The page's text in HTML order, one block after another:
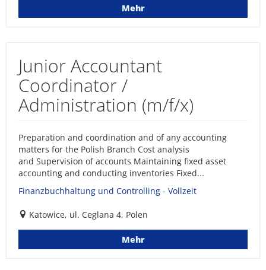
Mehr
Junior Accountant
Coordinator /
Administration (m/f/x)
Preparation and coordination and of any accounting
matters for the Polish Branch Cost analysis
and Supervision of accounts Maintaining fixed asset
accounting and conducting inventories Fixed...
Finanzbuchhaltung und Controlling - Vollzeit
Katowice, ul. Ceglana 4, Polen
Mehr